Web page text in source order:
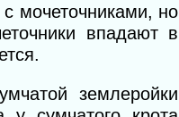
мочеточниками, но
впадают в
землеройки